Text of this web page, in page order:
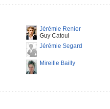
Jérémie Renier
Guy Catoul
Jérémie Segard
Mireille Bailly